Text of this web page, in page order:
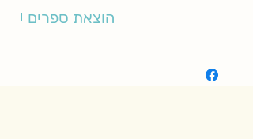
הוצאת ספרים